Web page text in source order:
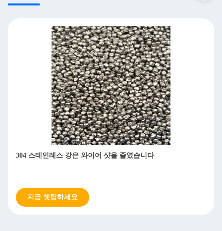
을 줄였습니다 핫 판매 SS430 스테인리스 스틸